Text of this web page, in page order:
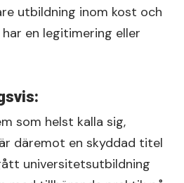
utbildning inom kost och
en legitimering eller
som helst kalla sig,
däremot en skyddad titel
universitetsutbildning